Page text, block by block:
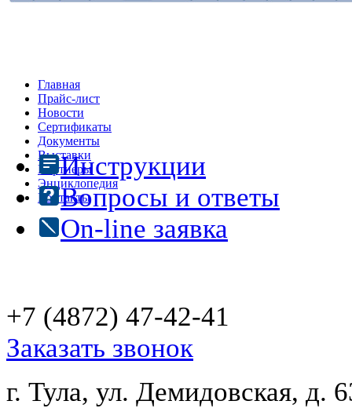
Главная
Прайс-лист
Новости
Сертификаты
Документы
Выставки
Партнеры
Энциклопедия
Контакты
Инструкции
Вопросы и ответы
On-line заявка
+7 (4872) 47-42-41
Заказать звонок
г. Тула, ул. Демидовская, д.